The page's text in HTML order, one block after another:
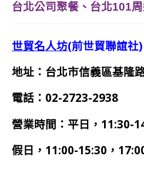
台北公司聚餐、台北101
世貿名人坊(前世貿聯誼社)
地址：台北市信義區基隆
電話：02-2723-2938
營業時間：平日，11:30-
假日，11:00-15:30，